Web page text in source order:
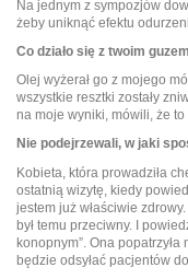
Na jednym z sympozjów
żeby uniknąć efektu
Co działo się z twoim
Olej wyżerał go z mojego
wszystkie resztki zostały
na moje wyniki, mówili, że to
Nie podejrzewali, w jaki
Kobieta, która prowadziła
ostatnią wizytę, kiedy
jestem już właściwie
był temu przeciwny. I
konopnym”. Ona
będzie odsyłać pacjentów